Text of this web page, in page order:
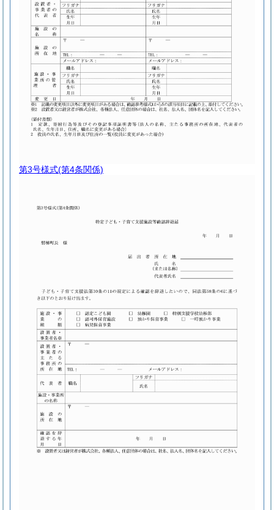
第3号様式(第4条関係)